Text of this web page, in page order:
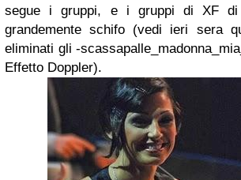
segue i gruppi, e i gruppi di XF
grandemente schifo (vedi ieri sera
eliminati gli -
Effetto Doppler).